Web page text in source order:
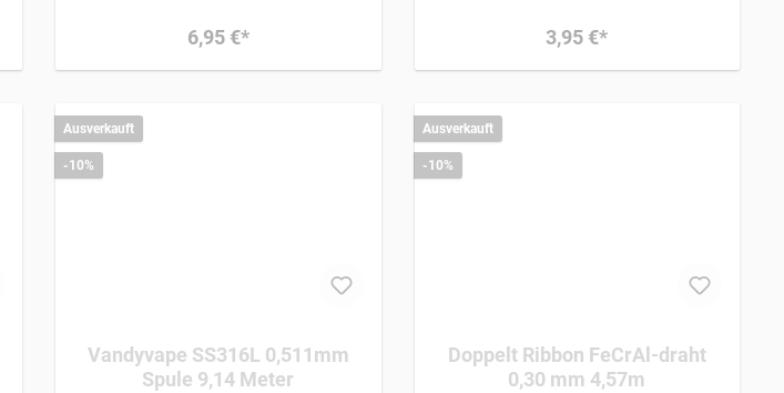
6,95 €* 3,95 €*
Ausverkauft
-10%
Vandyvape SS316L 0,511mm
Spule 9,14 Meter
Ausverkauft
-10%
Doppelt Ribbon FeCrAl-draht
0,30 mm 4,57m